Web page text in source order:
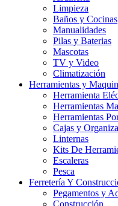
Limpieza
Baños y Cocinas
Manualidades
Pilas y Baterias
Mascotas
TV y Video
Climatización
Herramientas y
Herramienta
Herramientas
Herramientas
Cajas y
Linternas
Kits De
Escaleras
Pesca
Ferretería Y
Pegamentos y
Construcción